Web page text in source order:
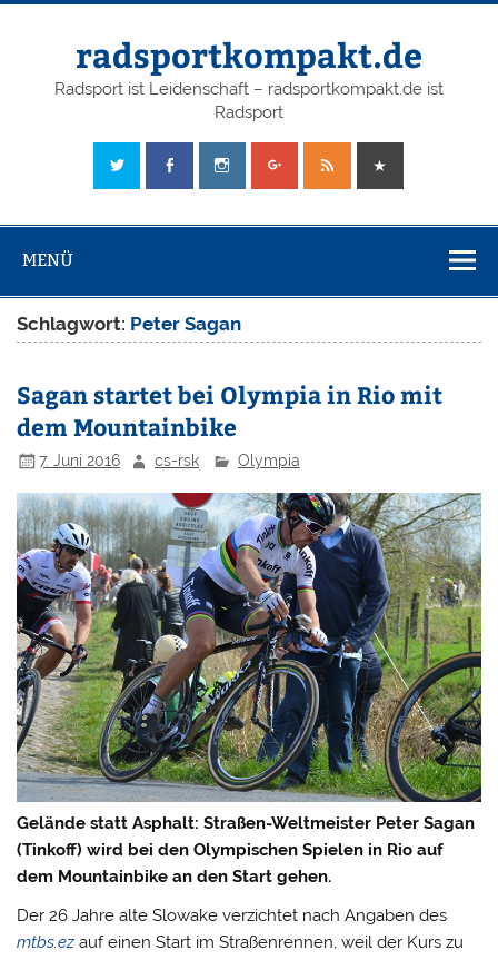
radsportkompakt.de
Radsport ist Leidenschaft – radsportkompakt.de ist
Radsport
MENÜ
Schlagwort: Peter Sagan
Sagan startet bei Olympia in Rio mit
dem Mountainbike
7. Juni 2016 cs-rsk Olympia
Gelände statt Asphalt: Straßen-Weltmeister Peter Sagan
(Tinkoff) wird bei den Olympischen Spielen in Rio auf
dem Mountainbike an den Start gehen.
Der 26 Jahre alte Slowake verzichtet nach Angaben des
mtbs.ez auf einen Start im Straßenrennen, weil der Kurs zu